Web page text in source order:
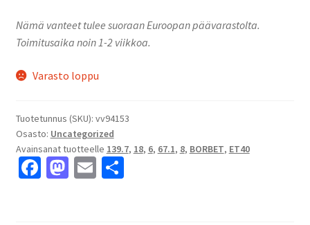
Nämä vanteet tulee suoraan Euroopan päävarastolta.
Toimitusaika noin 1-2 viikkoa.
Varasto loppu
Tuotetunnus (SKU): vv94153
Osasto: Uncategorized
Avainsanat tuotteelle 139.7, 18, 6, 67.1, 8, BORBET, ET40
Fa M E S